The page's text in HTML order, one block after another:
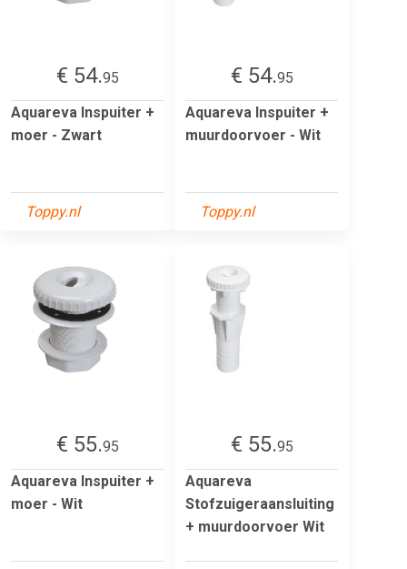
€ 54.95
Aquareva Inspuiter +
moer - Zwart
Toppy.nl
€ 54.95
Aquareva Inspuiter +
muurdoorvoer - Wit
Toppy.nl
€ 55.95
Aquareva Inspuiter +
moer - Wit
€ 55.95
Aquareva
Stofzuigeraansluiting
+ muurdoorvoer Wit